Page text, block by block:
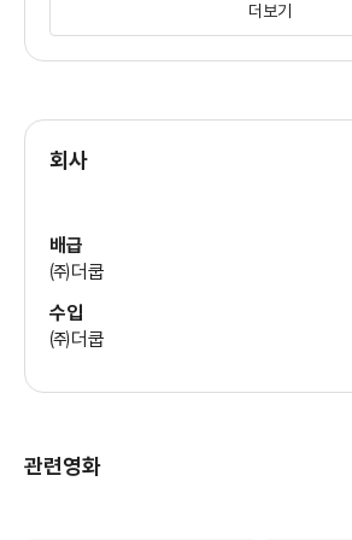
더보기
회사
배급
㈜더쿱
수입
㈜더쿱
관련영화